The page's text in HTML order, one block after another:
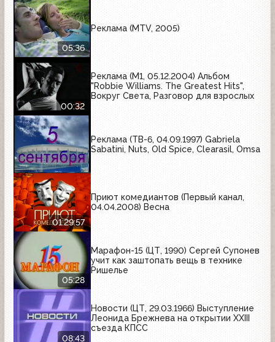
05:36
Реклама (MTV, 2005)
00:32
Реклама (М1, 05.12.2004) Альбом
"Robbie Williams. The Greatest Hits",
Вокруг Света, Разговор для взрослых
Реклама (ТВ-6, 04.09.1997) Gabriela
Sabatini, Nuts, Old Spice, Clearasil, Omsa
01:29:57
Приют комедиантов (Первый канал,
04.04.2008) Весна
05:28
Марафон-15 (ЦТ, 1990) Сергей Супонев
учит как заштопать вещь в технике
Ришелье
08:43
Новости (ЦТ, 29.03.1966) Выступление
Леонида Брежнева на открытии XXIII
съезда КПСС